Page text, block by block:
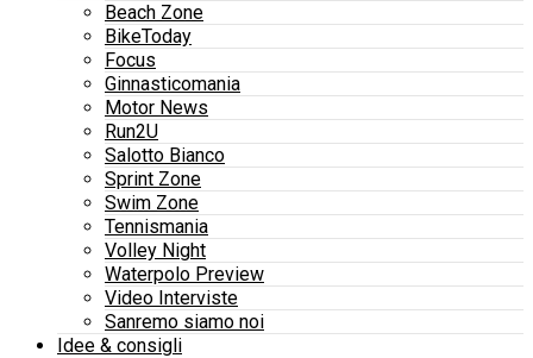
Beach Zone
BikeToday
Focus
Ginnasticomania
Motor News
Run2U
Salotto Bianco
Sprint Zone
Swim Zone
Tennismania
Volley Night
Waterpolo Preview
Video Interviste
Sanremo siamo noi
Idee & consigli